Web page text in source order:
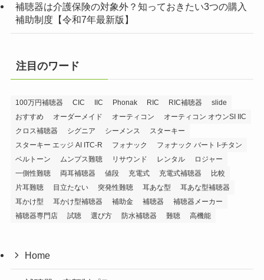
補聴器は介護保険の対象外？知っておきたい3つの購入
補助制度【令和7年最新版】
注目のワード
100万円補聴器 CIC IIC Phonak RIC RIC補聴器
slide
おすすめ
オーダーメイド オーティコン
オーティコン オウンSI IIC
クロス補聴器
シグニア シーメンス
スターキー
スターキー エッジ AI ITC-R
フォナック
フォナック バート I-チタン
ベルトーン
ムンプス難聴 リサウンド レンタル
ロジャー
一側性難聴
両耳補聴器 値段 充電式 充電式補聴器
比較
片耳難聴
目立たない 突発性難聴 耳あな型
耳あな型補聴器
耳かけ型
耳かけ型補聴器 補助金 補聴器
補聴器メーカー
補聴器専門店
試聴 選び方 防水補聴器 難聴 高機能
Home